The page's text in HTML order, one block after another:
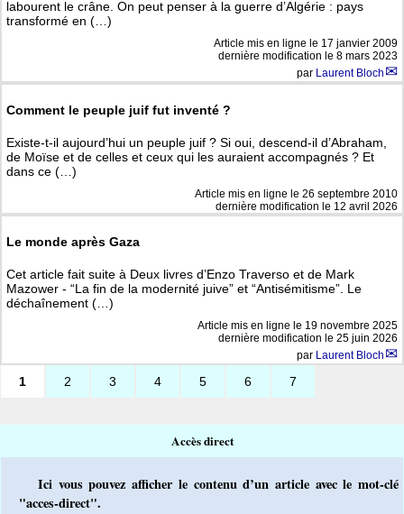
labourent le crâne. On peut penser à la guerre d’Algérie : pays
transformé en (…)
Article mis en ligne le 17 janvier 2009
dernière modification le 8 mars 2023
par Laurent Bloch
Comment le peuple juif fut inventé ?
Existe-t-il aujourd’hui un peuple juif ? Si oui, descend-il d’Abraham,
de Moïse et de celles et ceux qui les auraient accompagnés ? Et
dans ce (…)
Article mis en ligne le 26 septembre 2010
dernière modification le 12 avril 2026
Le monde après Gaza
Cet article fait suite à Deux livres d’Enzo Traverso et de Mark
Mazower - “La fin de la modernité juive” et “Antisémitisme”. Le
déchaînement (…)
Article mis en ligne le 19 novembre 2025
dernière modification le 25 juin 2026
par Laurent Bloch
1 2 3 4 5 6 7
Accès direct
Ici vous pouvez afficher le contenu d’un article avec le mot-clé
"acces-direct".